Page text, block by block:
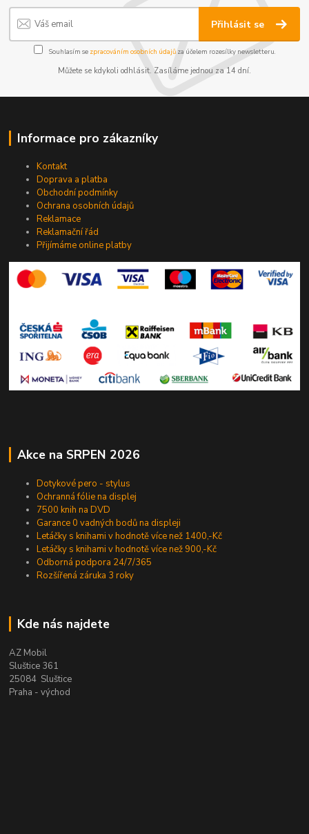
Přihlásit se
Souhlasím se zpracováním osobních údajůza účelem rozesílky newsletteru.
Můžete se kdykoli odhlásit. Zasíláme jednou za 14 dní.
Informace pro zákazníky
Kontakt
Doprava a platba
Obchodní podmínky
Ochrana osobních údajů
Reklamace
Reklamační řád
Přijímáme online platby
Akce na SRPEN 2026
Dotykové pero - stylus
Ochranná fólie na displej
7500 knih na DVD
Garance 0 vadných bodů na displeji
Letáčky s knihami v hodnotě více než 1400,-Kč
Letáčky s knihami v hodnotě více než 900,-Kč
Odborná podpora 24/7/365
Rozšířená záruka 3 roky
Kde nás najdete
AZ Mobil
Sluštice 361
25084 Sluštice
Praha - východ